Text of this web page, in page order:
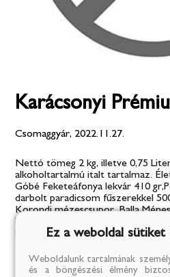
Karácsonyi
Csomaggyár, 2022.11.27.
Nettó tömeg 2 kg, illetve 0,75
alkoholtartalmú italt tartalmaz.
Góbé Feketeáfonya lekvár 410
darbolt paradicsom fűszerekkel
Korondi mézescsupor, Balla
l, Góbé Fenyőrügy szörp 500 ml,
háziszappan 100 g, Dióbél
24 500 Ft
Ez a weboldal sütiket
Weboldalunk tartalmának
és a böngészési élmény